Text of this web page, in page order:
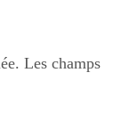
Les champs